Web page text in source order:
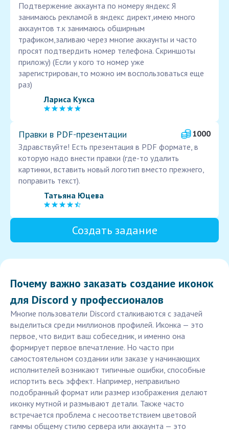
Подтвержение аккаунта по номеру яндекс Я
занимаюсь рекламой в яндекс директ,имею много
аккаунтов т.к занимаюсь обширным
трафиком,заливаю через многие аккаунты и часто
просят подтвердить номер телефона. Скриншоты
приложу) (Если у кого то номер уже
зарегистрирован,то можно им воспользоваться еще
раз)
Лариса Кукса
Правки в PDF‑презентации
1000
Здравствуйте! Есть презентация в PDF формате, в
которую надо внести правки (где-то удалить
картинки, вставить новый логотип вместо прежнего,
поправить текст).
Татьяна Юцева
Создать задание
Почему важно заказать создание иконок
для Discord у профессионалов
Многие пользователи Discord сталкиваются с задачей
выделиться среди миллионов профилей. Иконка — это
первое, что видит ваш собеседник, и именно она
формирует первое впечатление. Но часто при
самостоятельном создании или заказе у начинающих
исполнителей возникают типичные ошибки, способные
испортить весь эффект. Например, неправильно
подобранный формат или размер изображения делают
иконку мутной и размывают детали. Также часто
встречается проблема с несоответствием цветовой
гаммы общему стилю сервера или аккаунта — это